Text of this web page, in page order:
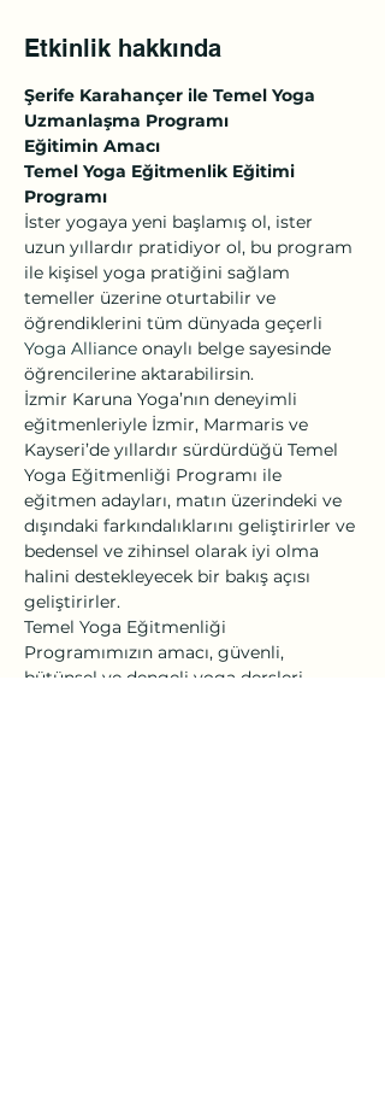
Etkinlik hakkında
Şerife Karahançer ile Temel Yoga
Uzmanlaşma Programı
Eğitimin Amacı
Temel Yoga Eğitmenlik Eğitimi
Programı
İster yogaya yeni başlamış ol, ister
uzun yıllardır pratidiyor ol, bu program
ile kişisel yoga pratiğini sağlam
temeller üzerine oturtabilir ve
öğrendiklerini tüm dünyada geçerli
Yoga Alliance onaylı belge sayesinde
öğrencilerine aktarabilirsin.
İzmir Karuna Yoga’nın deneyimli
eğitmenleriyle İzmir, Marmaris ve
Kayseri’de yıllardır sürdürdüğü Temel
Yoga Eğitmenliği Programı ile
eğitmen adayları, matın üzerindeki ve
dışındaki farkındalıklarını geliştirirler ve
bedensel ve zihinsel olarak iyi olma
halini destekleyecek bir bakış açısı
geliştirirler.
Temel Yoga Eğitmenliği
Programımızın amacı, güvenli,
bütünsel ve dengeli yoga dersleri